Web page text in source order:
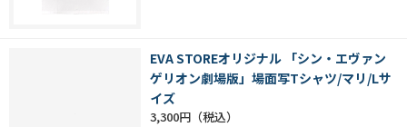
EVA STOREオリジナル 「シン・エヴァン
ゲリオン劇場版」場面写Tシャツ/マリ/Lサ
イズ
3,300円